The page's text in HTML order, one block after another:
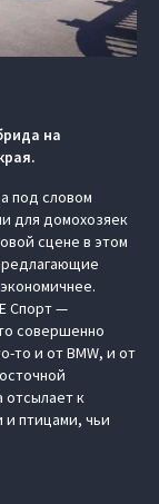
на
под словом
для домохозяек
сцене в этом
Спорт —
совершенно
то и от BMW, и от
отсылает к
птицами, чьи